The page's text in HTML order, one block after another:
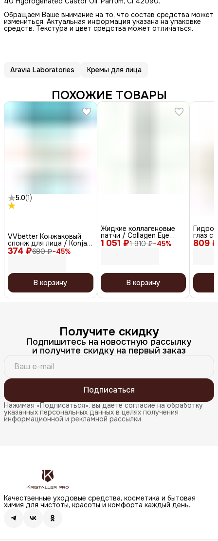
Обращаем Ваше внимание на то, что состав средства может
измениться. Актуальная информация указана на упаковке
средств. Текстура и цвет средства может отличаться.
Aravia Laboratories Кремы для лица
ПОХОЖИЕ ТОВАРЫ
5.0(1)
374 ₽680 ₽−45%
VVbetter Конжаковый
спонж для лица / Konjac
Sponge
В корзину
1 051 ₽1 910 ₽−45%
Жидкие коллагеновые
патчи / Collagen Eye
Patch, 30 мл
В корзину
809 ₽
глаз с
Patch,
Получите скидку
Подпишитесь на новостную рассылку
и получите скидку на первый заказ
Подписаться
Нажимая «Подписаться», вы даете согласие на обработку
указанных персональных данных в целях получения
информационной и рекламной рассылки
Качественные уходовые средства, косметика и бытовая
химия для чистоты, красоты и комфорта каждый день.